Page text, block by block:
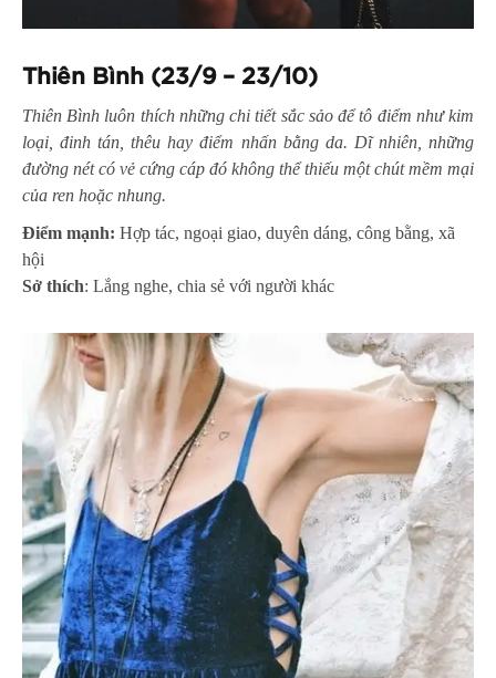
Thiên Bình (23/9 – 23/10)
Thiên Bình luôn thích những chi tiết sắc sảo để tô điểm như kim
loại, đinh tán, thêu hay điểm nhấn bằng da. Dĩ nhiên, những
đường nét có vẻ cứng cáp đó không thể thiếu một chút mềm mại
của ren hoặc nhung.
Điểm mạnh: Hợp tác, ngoại giao, duyên dáng, công bằng, xã
hội
Sở thích: Lắng nghe, chia sẻ với người khác